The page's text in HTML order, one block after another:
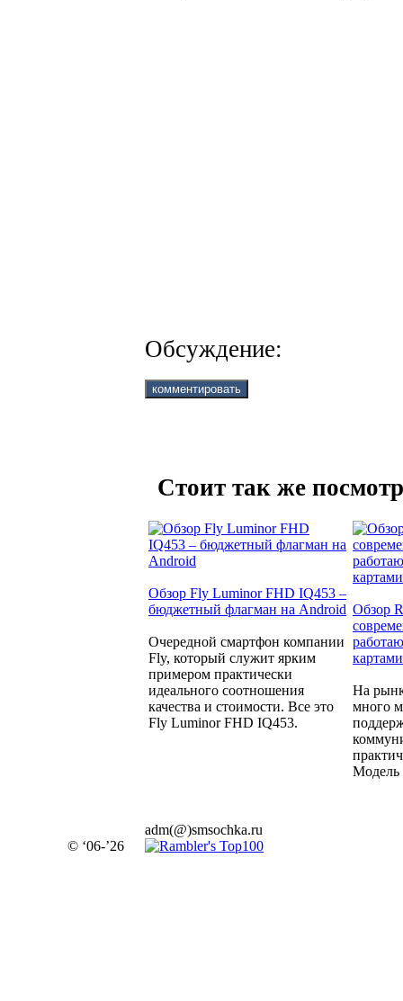
Обсуждение:
Стоит так же
Обзор Fly Luminor FHD IQ453 –
бюджетный флагман на Android
Очередной смартфон компании
Fly, который служит ярким
примером практически
идеального соотношения
качества и стоимости. Все это
Fly Luminor FHD IQ453.
Обзор
картами
На
много
Модель
© ‘06-’26
adm(@)smsochka.ru